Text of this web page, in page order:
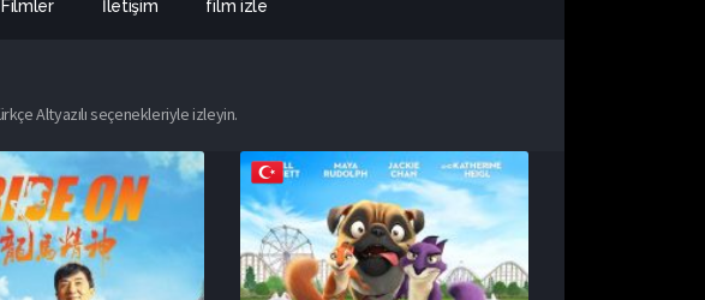
İletişim film izle
Altyazılı seçenekleriyle izleyin.